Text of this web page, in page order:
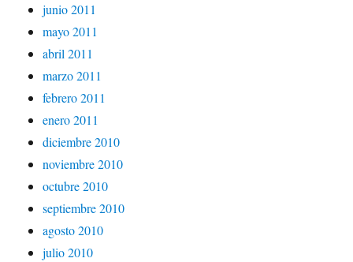
junio 2011
mayo 2011
abril 2011
marzo 2011
febrero 2011
enero 2011
diciembre 2010
noviembre 2010
octubre 2010
septiembre 2010
agosto 2010
julio 2010